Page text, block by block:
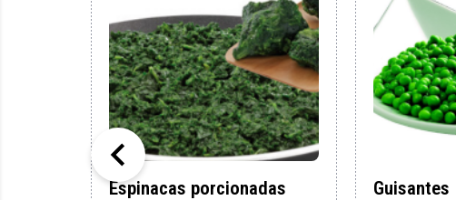
Espinacas porcionadas Guisantes
